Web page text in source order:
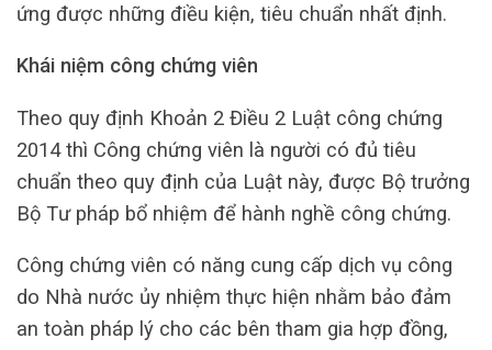
ứng được những điều kiện, tiêu chuẩn nhất định.
Khái niệm công chứng viên
Theo quy định Khoản 2 Điều 2 Luật công chứng
2014 thì Công chứng viên là người có đủ tiêu
chuẩn theo quy định của Luật này, được Bộ trưởng
Bộ Tư pháp bổ nhiệm để hành nghề công chứng.
Công chứng viên có năng cung cấp dịch vụ công
do Nhà nước ủy nhiệm thực hiện nhằm bảo đảm
an toàn pháp lý cho các bên tham gia hợp đồng,